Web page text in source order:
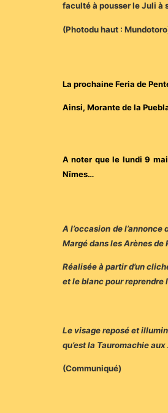
faculté à pousser le Juli à
(Photodu haut :
La prochaine Feria de
Ainsi, Morante de la
A noter que le lundi 9
Nîmes…
A l’occasion de
Margé dans les Arènes
Réalisée à partir d’un
et le blanc pour reprendre
Le visage reposé et
qu’est la Tauromachie
(Communiqué)